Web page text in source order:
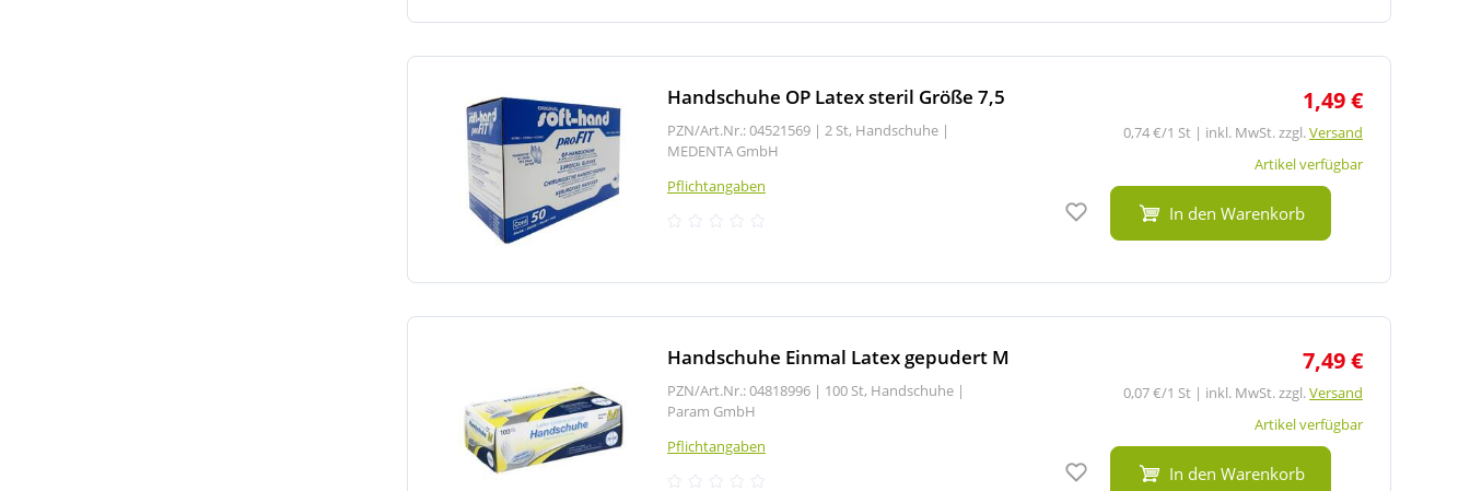
Handschuhe OP Latex steril Größe 7,5
PZN/Art.Nr.: 04521569 | 2 St, Handschuhe |
MEDENTA GmbH
Pflichtangaben
1,49 €
0,74 €/1 St | inkl. MwSt. zzgl.Versand
Artikel verfügbar
Auf den Merkzettel
In den Warenkorb
Handschuhe Einmal Latex gepudert M
PZN/Art.Nr.: 04818996 | 100 St, Handschuhe |
Param GmbH
Pflichtangaben
7,49 €
0,07 €/1 St | inkl. MwSt. zzgl.Versand
Artikel verfügbar
Auf den Merkzettel
In den Warenkorb